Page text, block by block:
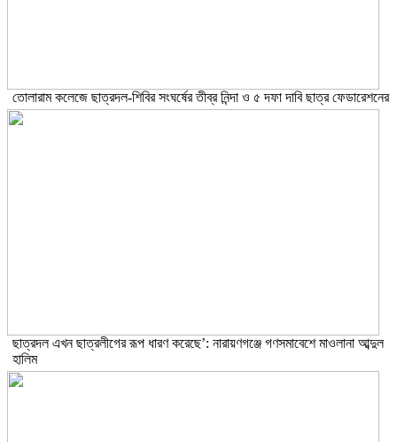
তোলারাম কলেজে ছাত্রদল-শিবির সংঘর্ষের তীব্র নিন্দা ও ৫ দফা দাবি ছাত্র ফেডারেশনের
ছাত্রদল এখন ছাত্রলীগের রূপ ধারণ করেছে’: নারায়ণগঞ্জে গণসমাবেশে মাওলানা আব্দুল
হালিম